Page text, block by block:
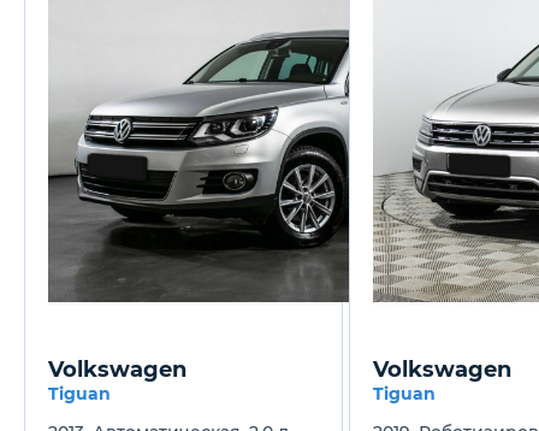
Volkswagen
Tiguan
Volkswagen
Tiguan